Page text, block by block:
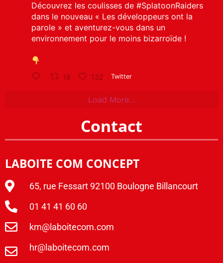
Découvrez les coulisses de #SplatoonRaiders
dans le nouveau « Les développeurs ont la
parole » et aventurez-vous dans un
environnement pour le moins bizarroïde !
18 132 Twitter
Load More...
Contact
LABOITE COM CONCEPT
65, rue Fessart 92100 Boulogne Billancourt
01 41 41 60 60
km@laboitecom.com
hr@laboitecom.com